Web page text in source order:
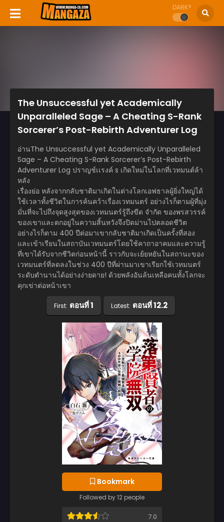
DARK?
The Unsuccessful yet Academically
Unparalleled Sage – A Cheating S-Rank
Sorcerer’s Post-Rebirth Adventurer Log
อ่านThe Unsuccessful yet Academically Unparalleled
Sage – A Cheating S-Rank Sorcerer’s Post-Rebirth
Adventurer Log ปราญช์เเรงค์ s เกิดใหม่ในโลกที่เวทมนต์ล้า
หลัง
เรื่องย่อ หลังจากกลับชาติมาเกิดในต่างโลกเอฟธาลผู้ยิ่งใหญ่ได้
ใช้เวลาทั้งชีวิตในการค้นคว้าเรื่องเวทมนตร์ อย่างไรก็ตามผู้ที่มุ่ง
มั่นที่จะไปถึงจุดสูงสุดของเวทมนตร์รู้ถึงขีด จำกัด ของพรสวรรค์
ของเขาและตกอยู่ในความสิ้นหวังจึงปิดม่านไปตลอดชีวิต
อย่างไรก็ตาม 400 ปีต่อมาเขากลับชาติมาเกิดเป็นครั้งที่สอง
และเข้าเรียนในสถาบันเวทมนตร์โดยใช้คาถาอาคมและความรู้
ที่เขาได้รับจากชีวิตก่อนหน้านี้ ราวกับจะเย้ยหยันในสถานะของ
เวทมนตร์ที่ลดลงในช่วง 400 ปีที่ผ่านมาเขาเรียกใช้เวทมนตร์
ระดับตำนานได้อย่างง่ายดาย! ด้วยพลังอันล้นเหลือคนทั้งโลกจะ
คุกเข่าต่อหน้าเขา
First: ตอนที่ 1 Latest: ตอนที่ 12.2
Bookmark
Followed by 12 people
7.0